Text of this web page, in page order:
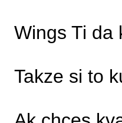
Wings Ti da
Takze si to